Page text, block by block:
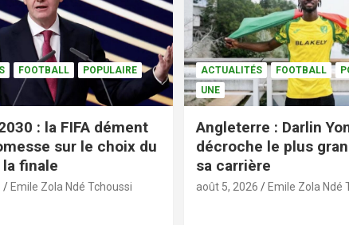
FOOTBALL
POPULAIRE
: la FIFA dément
sur le choix du
finale
Emile Zola Ndé Tchoussi
ACTUALITÉS FOOTBALL
UNE
Angleterre : Darlin
décroche le plus
sa carrière
août 5, 2026 Emile Zola Ndé